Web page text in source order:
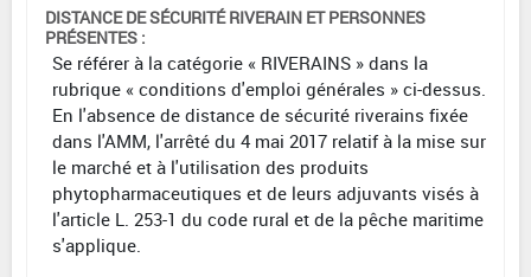
DISTANCE DE SÉCURITÉ RIVERAIN ET PERSONNES
PRÉSENTES :
Se référer à la catégorie « RIVERAINS » dans la
rubrique « conditions d'emploi générales » ci-dessus.
En l'absence de distance de sécurité riverains fixée
dans l'AMM, l'arrêté du 4 mai 2017 relatif à la mise sur
le marché et à l'utilisation des produits
phytopharmaceutiques et de leurs adjuvants visés à
l'article L. 253-1 du code rural et de la pêche maritime
s'applique.